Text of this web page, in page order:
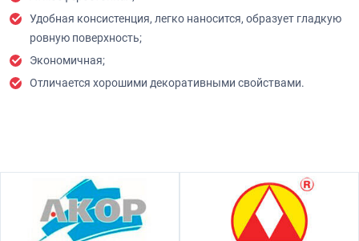
Удобная консистенция, легко наносится, образует гладкую
ровную поверхность;
Экономичная;
Отличается хорошими декоративными свойствами.